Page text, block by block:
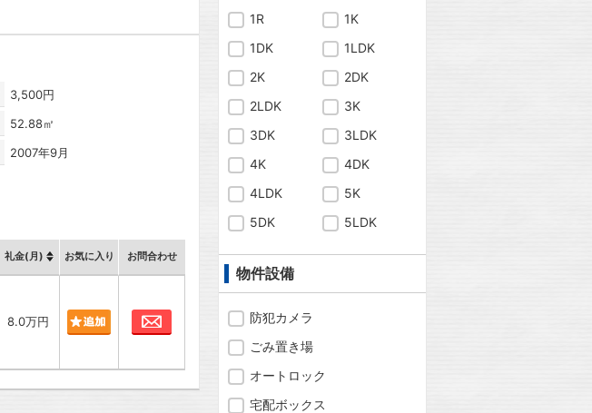
3,500円
52.88㎡
2007年9月
礼金(月) お気に入り お問合わせ
8.0万円 お問合わせ
1R
1K
1DK
1LDK
2K
2DK
2LDK
3K
3DK
3LDK
4K
4DK
4LDK
5K
5DK
5LDK
物件設備
防犯カメラ
ごみ置き場
オートロック
宅配ボックス